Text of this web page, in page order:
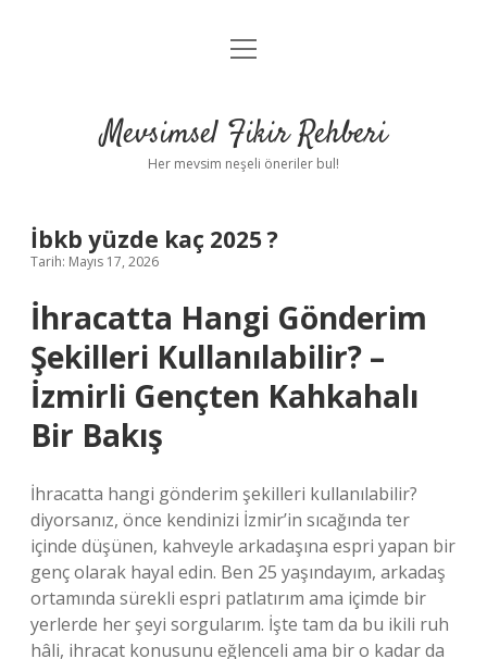
Anasayfa
Yasal Uyarı
menüyü
Mevsimsel Fikir Rehberi
Her mevsim neşeli öneriler bul!
İbkb yüzde kaç 2025 ?
Tarih: Mayıs 17, 2026
İhracatta Hangi Gönderim
Şekilleri Kullanılabilir? –
İzmirli Gençten Kahkahalı
Bir Bakış
İhracatta hangi gönderim şekilleri kullanılabilir?
diyorsanız, önce kendinizi İzmir’in sıcağında ter
içinde düşünen, kahveyle arkadaşına espri yapan bir
genç olarak hayal edin. Ben 25 yaşındayım, arkadaş
ortamında sürekli espri patlatırım ama içimde bir
yerlerde her şeyi sorgularım. İşte tam da bu ikili ruh
hâli, ihracat konusunu eğlenceli ama bir o kadar da